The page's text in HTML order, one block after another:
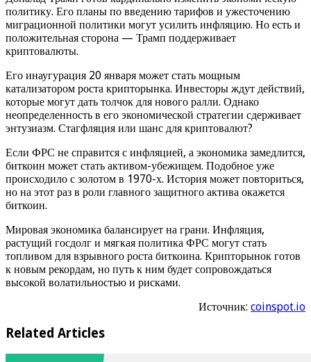
политику. Его планы по введению тарифов и ужесточению
миграционной политики могут усилить инфляцию. Но есть и
положительная сторона — Трамп поддерживает
криптовалюты.
Его инаугурация 20 января может стать мощным
катализатором роста крипторынка. Инвесторы ждут действий,
которые могут дать толчок для нового ралли. Однако
неопределенность в его экономической стратегии сдерживает
энтузиазм. Стагфляция или шанс для криптовалют?
Если ФРС не справится с инфляцией, а экономика замедлится,
биткоин может стать активом-убежищем. Подобное уже
происходило с золотом в 1970-х. История может повториться,
но на этот раз в роли главного защитного актива окажется
биткоин.
Мировая экономика балансирует на грани. Инфляция,
растущий госдолг и мягкая политика ФРС могут стать
топливом для взрывного роста биткоина. Крипторынок готов
к новым рекордам, но путь к ним будет сопровождаться
высокой волатильностью и рисками.
Источник: coinspot.io
Related Articles